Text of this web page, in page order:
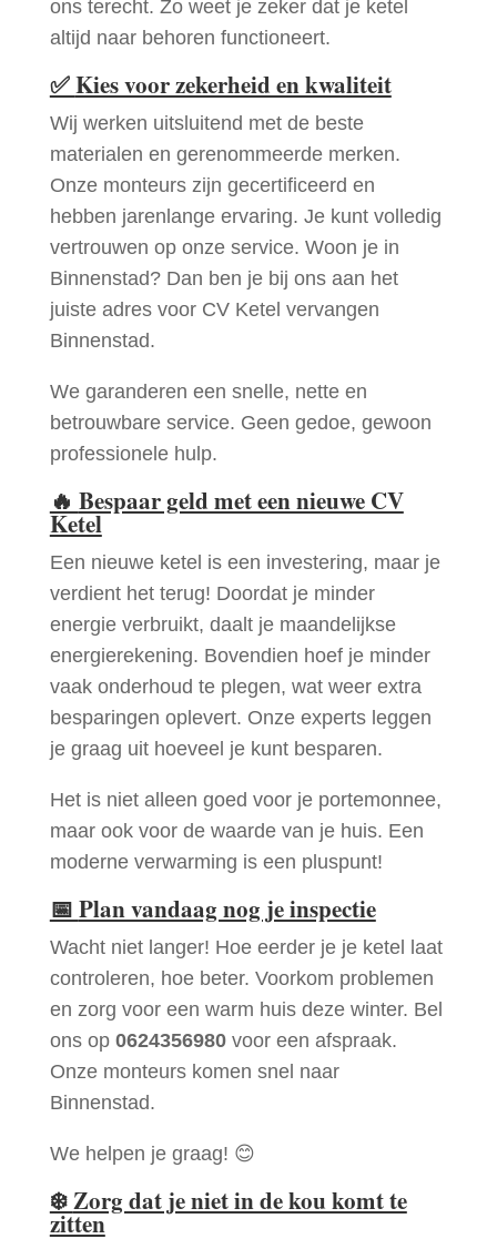
ons terecht. Zo weet je zeker dat je ketel
altijd naar behoren functioneert.
✅Kies voor zekerheid en kwaliteit
Wij werken uitsluitend met de beste
materialen en gerenommeerde merken.
Onze monteurs zijn gecertificeerd en
hebben jarenlange ervaring. Je kunt volledig
vertrouwen op onze service. Woon je in
Binnenstad? Dan ben je bij ons aan het
juiste adres voor CV Ketel vervangen
Binnenstad.
We garanderen een snelle, nette en
betrouwbare service. Geen gedoe, gewoon
professionele hulp.
🔥 Bespaar geld met een nieuwe CV
Ketel
Een nieuwe ketel is een investering, maar je
verdient het terug! Doordat je minder
energie verbruikt, daalt je maandelijkse
energierekening. Bovendien hoef je minder
vaak onderhoud te plegen, wat weer extra
besparingen oplevert. Onze experts leggen
je graag uit hoeveel je kunt besparen.
Het is niet alleen goed voor je portemonnee,
maar ook voor de waarde van je huis. Een
moderne verwarming is een pluspunt!
📅 Plan vandaag nog je inspectie
Wacht niet langer! Hoe eerder je je ketel laat
controleren, hoe beter. Voorkom problemen
en zorg voor een warm huis deze winter. Bel
ons op 0624356980voor een afspraak.
Onze monteurs komen snel naar
Binnenstad.
We helpen je graag! 😊
❄️Zorg dat je niet in de kou komt te
zitten